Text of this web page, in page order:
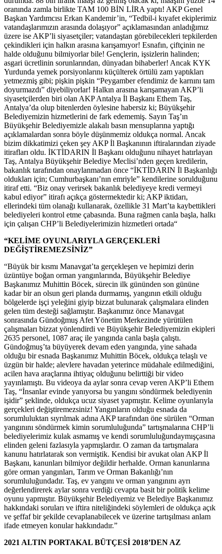
oranında zamla birlikte TAM 100 BİN LİRA yaptı! AKP Genel
Başkan Yardımcısı Erkan Kandemir’in, “Tedbil-i kıyafet ekiplerimiz
vatandaşlarımızın arasında dolaşıyor” açıklamasından anladığımız
üzere ise AKP’li siyasetçiler; vatandaştan görebilecekleri tepkilerden
çekindikleri için halkın arasına karışamıyor! Esnafın, çiftçinin ne
halde olduğunu bilmiyorlar bile! Gençlerin, işsizlerin halinden;
asgari ücretlinin sorunlarından, dünyadan bihaberler! Ancak KYK
Yurdunda yemek porsiyonlarını küçülterek örtülü zam yaptıkları
yetmezmiş gibi; pişkin pişkin “Peygamber efendimiz de karnını tam
doyurmazdı” diyebiliyorlar! Halkın arasına karışamayan AKP’li
siyasetçilerden biri olan AKP Antalya İl Başkanı Ethem Taş,
Antalya’da olup bitenlerden öylesine habersiz ki; Büyükşehir
Belediyemizin hizmetlerini de fark edememiş. Sayın Taş’ın
Büyükşehir Belediyemizle alakalı basın mensuplarına yaptığı
açıklamalardan sonra böyle düşünmemiz oldukça normal. Ancak
bizim dikkatimizi çeken şey AKP İl Başkanının iftiralarından ziyade
itirafları oldu. İKTİDARIN İl Başkanı olduğunu nihayet hatırlayan
Taş, Antalya Büyükşehir Belediye Meclisi’nden geçen kredilerin,
bakanlık tarafından onaylanmadan önce “İKTİDARIN İl Başkanlığı
oldukları için; Cumhurbaşkanı’nın emriyle” kendilerine sorulduğunu
itiraf etti. “Biz onay verirsek bakanlık belediyeye kredi vermeyi
kabul ediyor” itirafı açıkça göstermektedir ki; AKP iktidarı,
ellerindeki tüm olanağı kullanarak, özellikle 31 Mart’ta kaybettikleri
belediyeleri kontrol etme çabasında. Buna rağmen canla başla, halkı
için çalışan CHP’li Belediyelerimizin hizmetleri ortada“
“KELİME OYUNLARIYLA GERÇEKLERİ
DEĞİŞTİREMEZSİNİZ”
“Büyük bir kısmı Manavgat’ta gerçekleşen ve hepimizi derin
üzüntüye boğan orman yangınlarında, Büyükşehir Belediye
Başkanımız Muhittin Böcek, sürecin ilk gününden son gününe
kadar bir an olsun geri planda durmamış, yangının etkili olduğu
bölgelerde işçi yeleğini giyip bizzat bulunarak çalışmalara elinden
gelen tüm desteği sağlamıştır. Başkanımız önce Manavgat
sonrasında Gündoğmuş Afet Yönetim Merkezinde yürütülen
çalışmaları bizzat yönlendirdi ve Büyükşehir Belediyemizin ekipleri
2635 personel, 1087 araç ile yangında canla başla çalıştı.
Gündoğmuş’ta büyüyerek devam eden yangında, yine sahada
olduğu bir esnada Başkanımız Muhittin Böcek, oldukça telaşlı ve
üzgün bir halde; alevlere havadan yeterince müdahale edilmediğini,
acilen hava araçlarına ihtiyaç olduğunu belirttiği bir video
yayınlamıştı. Bu videoya da aylar sonra cevap veren AKP’li Ethem
Taş, “İnsanlar evinde yanıyorsa bu yangını söndürmek belediyenin
işidir” şeklinde, oldukça ucuz siyaset yapmıştır. Kelime oyunlarıyla
gerçekleri değiştiremezsiniz! Yangınların olduğu esnada da
sorumluluktan sıyrılmak adına AKP tarafından öne sürülen “Orman
yangınını söndürmek kimin sorumluluğunda” tartışmalarına CHP’li
belediyelerimiz kulak asmamış ve kendi sorumluluğundaymışçasına
elinden geleni fazlasıyla yapmışlardır. O zaman da tartışmalara
kanunu hatırlatarak son vermiştik. Kendisi bir avukat olan AKP İl
Başkanı, kanunları bilmiyor değildir herhalde. Orman kanunlarına
göre orman yangınları, Tarım ve Orman Bakanlığı’nın
sorumluluğundadır. Taş, ev yangını ve orman yangınını ayrı
değerlendirerek aylar sonra verdiği cevapta basit bir politik kelime
oyunu yapmıştır. Büyükşehir Belediyemiz ve Belediye Başkanımız
hakkındaki soruları ve iftira niteliğindeki söylemleri de oldukça açık
ve şeffaf bir şekilde cevaplanabilecek ve üzerine tartışılması anlam
ifade etmeyen konular hakkındadır.”
2021 ALTIN PORTAKAL BÜTÇESİ 2018’DEN AZ